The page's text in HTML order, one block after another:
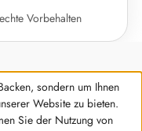
Vorbehalten
sondern um Ihnen
Website zu bieten.
Sie der Nutzung von